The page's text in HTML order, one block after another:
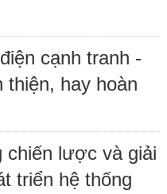
cạnh tranh -
hay hoàn
chiến lược và giải
triển hệ thống